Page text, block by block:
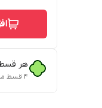
هر
۴ قسط ماهانه. بدون سود، چک و ضامن.